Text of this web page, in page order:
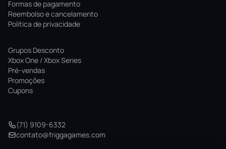
Formas de pagamento
Reembolso e cancelamento
Politica de privacidade
Grupos Desconto
Xbox One / Xbox Series
Pré-vendas
Promoções
Cupons
(71) 9109-6332
contato@friggagames.com